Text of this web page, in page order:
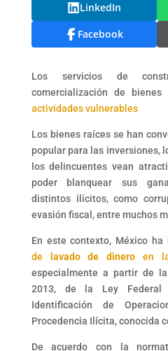
LinkedIn
Facebook
Los servicios de
comercialización de bienes
actividades vulnerables
Los bienes raíces se han
popular para las inversiones,
los delincuentes vean
poder blanquear sus
distintos ilícitos, como
evasión fiscal, entre muchos
En este contexto, México ha
de lavado de dinero en
especialmente a partir de
2013, de la Ley Federal
Identificación de
Procedencia Ilícita, conocida
De acuerdo con la